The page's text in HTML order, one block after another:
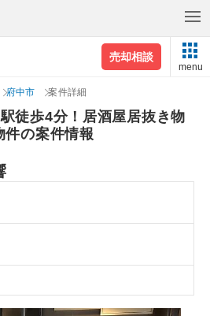
売却相談
menu
府中市 案件詳細
徒歩4分！居酒屋居抜き物
件の案件情報